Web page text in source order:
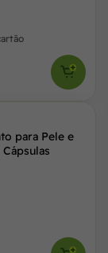
para Pele e